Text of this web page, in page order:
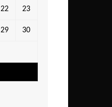
22 23
29 30